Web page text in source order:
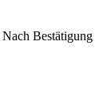
Nach Bestätigung